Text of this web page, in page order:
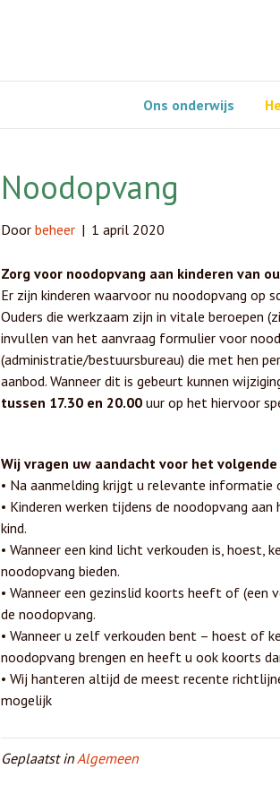
Ons onderwijs
Noodopvang
Door beheer | 1 april 2020
Zorg voor noodopvang aan kinderen van
Er zijn kinderen waarvoor nu noodopvang op
Ouders die werkzaam zijn in vitale beroepen
invullen van het aanvraag formulier voor
(administratie/bestuursbureau) die met hen
aanbod. Wanneer dit is gebeurt kunnen
tussen 17.30 en 20.00 uur op het hiervoor
Wij vragen uw aandacht voor het volgende
• Na aanmelding krijgt u relevante informatie
• Kinderen werken tijdens de noodopvang
kind.
• Wanneer een kind licht verkouden is,
noodopvang bieden.
• Wanneer een gezinslid koorts heeft of (een
de noodopvang.
• Wanneer u zelf verkouden bent – hoest of
noodopvang brengen en heeft u ook koorts
• Wij hanteren altijd de meest recente
mogelijk
Geplaatst inAlgemeen